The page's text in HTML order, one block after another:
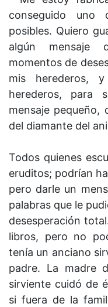
conseguido uno
posibles. Quiero
algún mensaje
momentos de
mis herederos,
herederos, para
mensaje pequeño,
del diamante del
Todos quienes
eruditos; podrían
pero darle un
palabras que le
desesperación
libros, pero no
tenía un anciano
padre. La madre
sirviente cuidó de
si fuera de la